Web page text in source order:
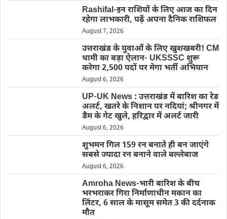
Rashifal-इन राशियों के लिए आज का दिन
रहेगा लाभकारी, पढ़ें अपना दैनिक राशिफल
August 7, 2026
उत्तराखंड के युवाओं के लिए खुशखबरी! CM
धामी का बड़ा ऐलान- UKSSSC शुरू
करेगा 2,500 पदों पर मेगा भर्ती अभियान
August 6, 2026
UP-UK News : उत्तराखंड में बारिश का रेड
अलर्ट, खतरे के निशान पर नदियां; श्रीनगर में
डैम के गेट खुले, हरिद्वार में अलर्ट जारी
August 6, 2026
शुभमन गिल 159 रन बनाते ही बन जाएंगे
सबसे ज्यादा रन बनाने वाले बल्लेबाज
August 6, 2026
Amroha News-भारी बारिश के बीच
भरभराकर गिरा निर्माणाधीन मकान का
लिंटर, 6 साल के मासूम समेत 3 की दर्दनाक
मौत